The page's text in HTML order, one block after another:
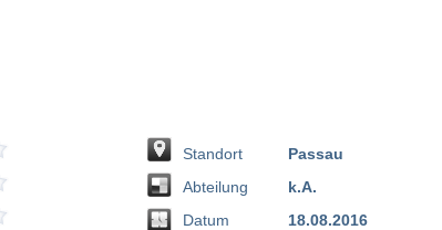
Standort
Abteilung
Datum
Passau
k.A.
18.08.2016